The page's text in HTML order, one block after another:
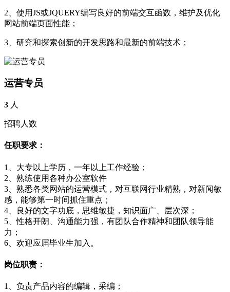
2、使用JS或JQUERY编写良好的前端交互函数，维护及优化
网站前端页面性能；
3、研究和探索创新的开发思路和最新的前端技术；
运营专员
3 人
招聘人数
任职要求：
1、大专以上学历，一年以上工作经验；
2、熟练使用各种办公室软件
3、熟悉各类网站的运营模式，对互联网行业精熟，对新闻敏
感，能够第一时间抓住重点；
4、良好的文字功底，思维敏捷，知识面广、层次深；
5、性格开朗、沟通能力强，有团队合作精神和团队领导能
力；
6、欢迎应届毕业生加入。
岗位职责：
1、负责产品内容的编辑，采编；